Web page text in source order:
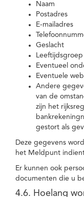
Naam
Postadres
E-mailadres
Geslacht
Leeftijdsgroep
Eventueel
Eventuele
Andere
van de
zijn het
gestort als
Deze gegevens
het Meldpunt
Er kunnen ook
documenten die u
4.6. Hoelang